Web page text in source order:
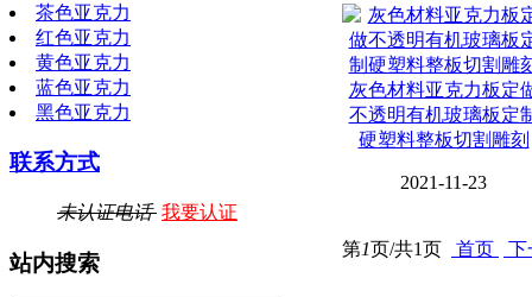
茶色亚克力
红色亚克力
黄色亚克力
蓝色亚克力
黑色亚克力
联系方式
未认证电话 我要认证
站内搜索
灰色材料亚克力板定
不透明有机玻璃板定
硬塑料整板切割雕刻
2021-11-23
第1页/共1页 首页